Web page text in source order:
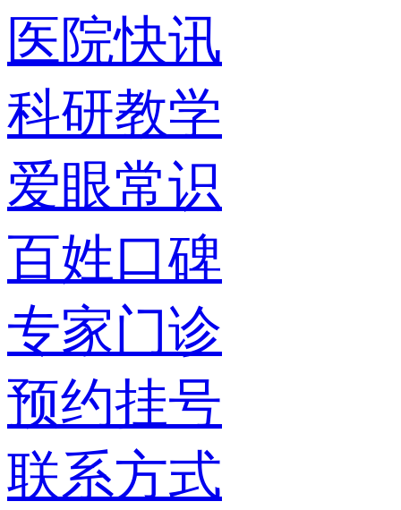
医院快讯
科研教学
爱眼常识
百姓口碑
专家门诊
预约挂号
联系方式